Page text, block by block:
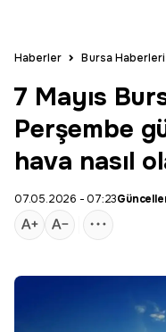
Haberler Bursa Haberleri
7 Mayıs
Perşembe
hava nasıl
07.05.2026 - 07:23